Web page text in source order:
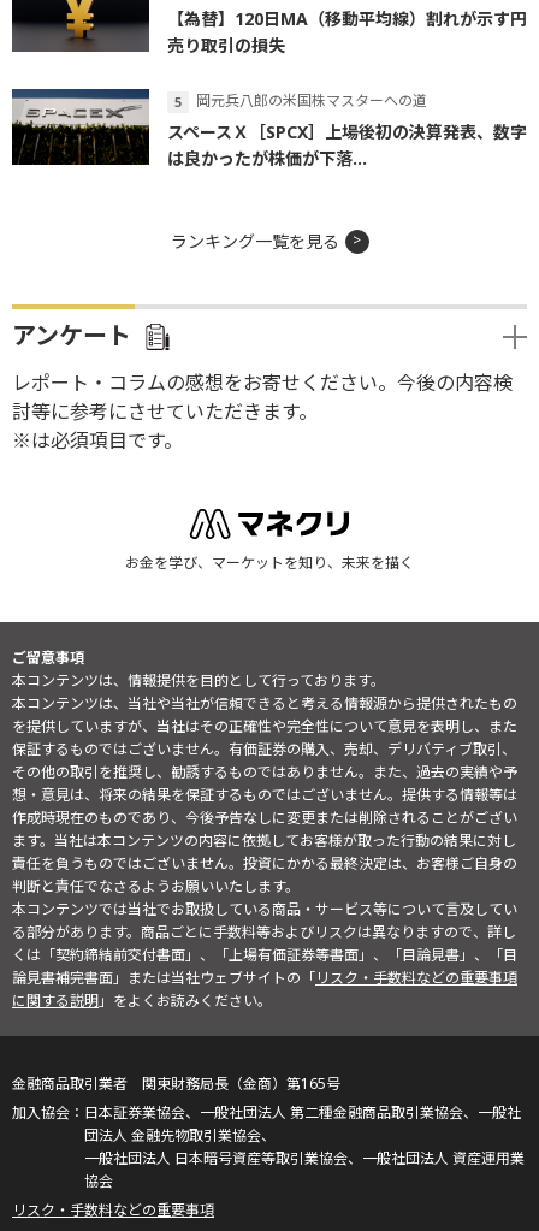
【為替】120日MA（移動平均線）割れが示す円
売り取引の損失
岡元兵八郎の米国株マスターへの道
スペースＸ［SPCX］上場後初の決算発表、数字
は良かったが株価が下落...
ランキング一覧を見る
アンケート
レポート・コラムの感想をお寄せください。今後の内容検
討等に参考にさせていただきます。
※は必須項目です。
お金を学び、マーケットを知り、未来を描く
ご留意事項
本コンテンツは、情報提供を目的として行っております。
本コンテンツは、当社や当社が信頼できると考える情報源から提供されたもの
を提供していますが、当社はその正確性や完全性について意見を表明し、また
保証するものではございません。有価証券の購入、売却、デリバティブ取引、
その他の取引を推奨し、勧誘するものではありません。また、過去の実績や予
想・意見は、将来の結果を保証するものではございません。提供する情報等は
作成時現在のものであり、今後予告なしに変更または削除されることがござい
ます。当社は本コンテンツの内容に依拠してお客様が取った行動の結果に対し
責任を負うものではございません。投資にかかる最終決定は、お客様ご自身の
判断と責任でなさるようお願いいたします。
本コンテンツでは当社でお取扱している商品・サービス等について言及してい
る部分があります。商品ごとに手数料等およびリスクは異なりますので、詳し
くは「契約締結前交付書面」、「上場有価証券等書面」、「目論見書」、「目
論見書補完書面」または当社ウェブサイトの「リスク・手数料などの重要事項
に関する説明」をよくお読みください。
金融商品取引業者 関東財務局長（金商）第165号
日本証券業協会、一般社団法人 第二種金融商品取引業協会、一般社
団法人 金融先物取引業協会、
一般社団法人 日本暗号資産等取引業協会、一般社団法人 資産運用業
協会
リスク・手数料などの重要事項